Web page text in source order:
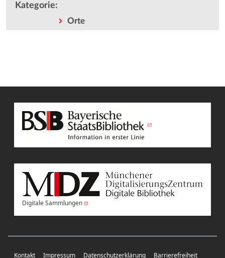
Kategorie:
Orte
Digitale Sammlungen
Kontakt Impressum Datenschutzerklärung Barrierefreiheit